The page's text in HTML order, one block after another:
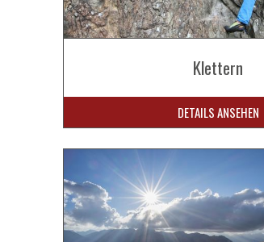
Klettern
DETAILS ANSEHEN